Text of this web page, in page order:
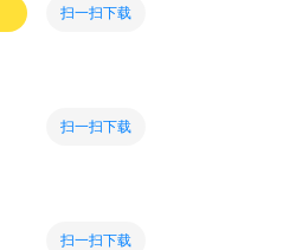
扫一扫下载
扫一扫下载
扫一扫下载